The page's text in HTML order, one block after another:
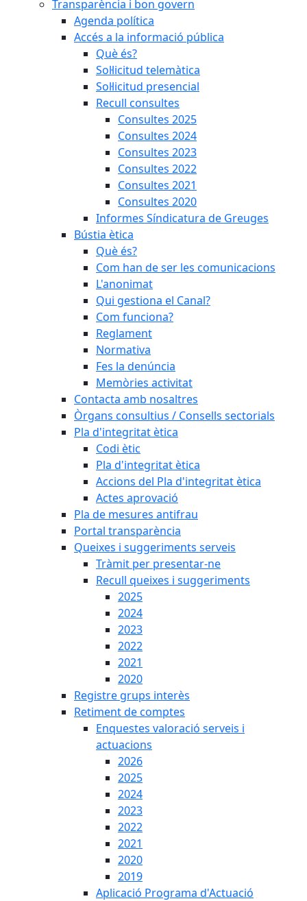
Transparència i bon govern
Agenda política
Accés a la informació pública
Què és?
Sol·licitud telemàtica
Sol·licitud presencial
Recull consultes
Consultes 2025
Consultes 2024
Consultes 2023
Consultes 2022
Consultes 2021
Consultes 2020
Informes Síndicatura de Greuges
Bústia ètica
Què és?
Com han de ser les comunicacions
L'anonimat
Qui gestiona el Canal?
Com funciona?
Reglament
Normativa
Fes la denúncia
Memòries activitat
Contacta amb nosaltres
Òrgans consultius / Consells sectorials
Pla d'integritat ètica
Codi ètic
Pla d'integritat ètica
Accions del Pla d'integritat ètica
Actes aprovació
Pla de mesures antifrau
Portal transparència
Queixes i suggeriments serveis
Tràmit per presentar-ne
Recull queixes i suggeriments
2025
2024
2023
2022
2021
2020
Registre grups interès
Retiment de comptes
Enquestes valoració serveis i
actuacions
2026
2025
2024
2023
2022
2021
2020
2019
Aplicació Programa d'Actuació